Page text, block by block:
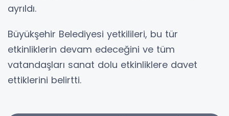
ayrıldı.
Büyükşehir Belediyesi yetkilileri, bu tür
etkinliklerin devam edeceğini ve tüm
vatandaşları sanat dolu etkinliklere davet
ettiklerini belirtti.